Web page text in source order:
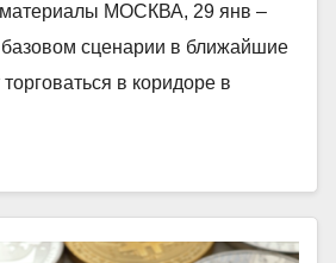
материалы МОСКВА, 29 янв –
сценарии в ближайшие
в коридоре в